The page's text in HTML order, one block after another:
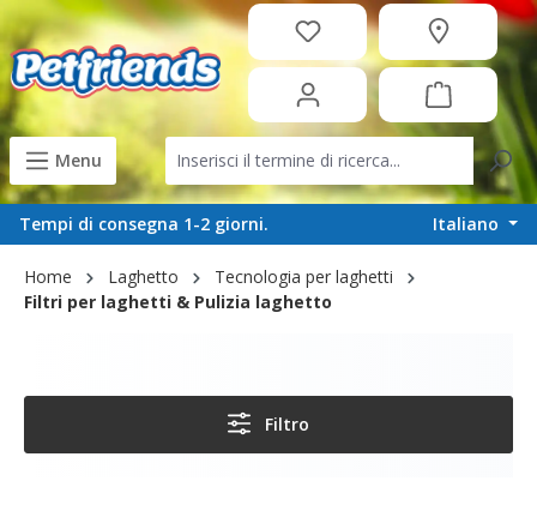
content
Menu
Tempi di consegna 1-2 giorni. Italiano
Home Laghetto
Tecnologia per laghetti
Filtri per laghetti & Pulizia laghetto
Filtro